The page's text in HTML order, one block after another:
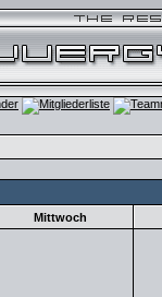
Mittwoch